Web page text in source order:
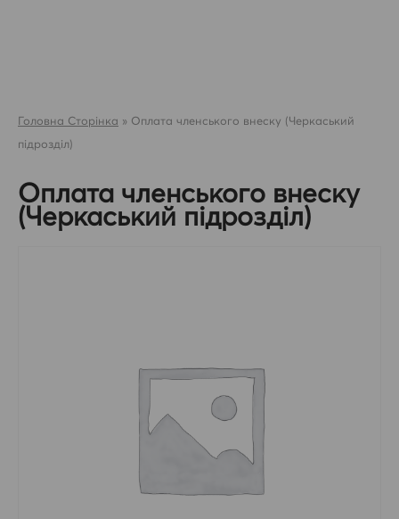
Головна Сторінка » Оплата членського внеску (Черкаський
підрозділ)
Оплата членського внеску
(Черкаський підрозділ)